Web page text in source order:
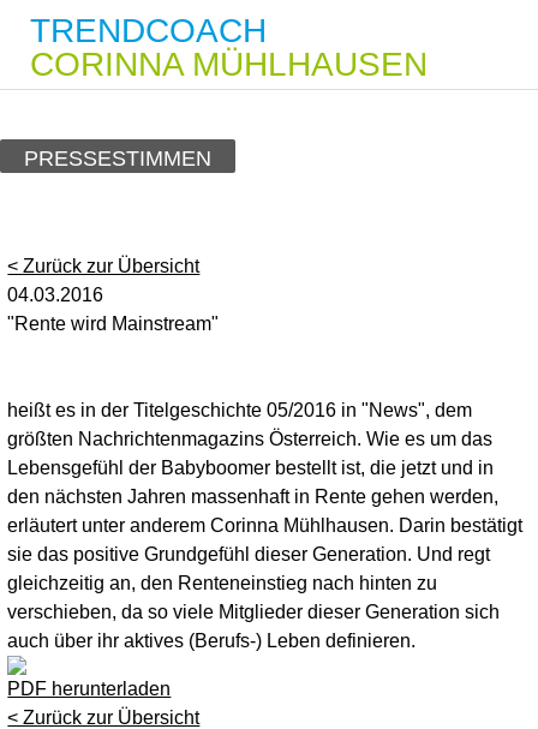
TRENDCOACH
CORINNA MÜHLHAUSEN
PRESSESTIMMEN
< Zurück zur Übersicht
04.03.2016
"Rente wird Mainstream"
heißt es in der Titelgeschichte 05/2016 in "News", dem
größten Nachrichtenmagazins Österreich. Wie es um das
Lebensgefühl der Babyboomer bestellt ist, die jetzt und in
den nächsten Jahren massenhaft in Rente gehen werden,
erläutert unter anderem Corinna Mühlhausen. Darin bestätigt
sie das positive Grundgefühl dieser Generation. Und regt
gleichzeitig an, den Renteneinstieg nach hinten zu
verschieben, da so viele Mitglieder dieser Generation sich
auch über ihr aktives (Berufs-) Leben definieren.
PDF herunterladen
< Zurück zur Übersicht